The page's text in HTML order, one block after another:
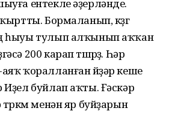
ентекле әҙерләнде.
Бормаланып, көҙгө
һыуы тулып алҡынып аҡҡан
200 карап төшөрҙө. Һәр
ҡоралланған йөҙәр кеше
буйлап аҡты. Ғәскәр
менән яр буйҙарын